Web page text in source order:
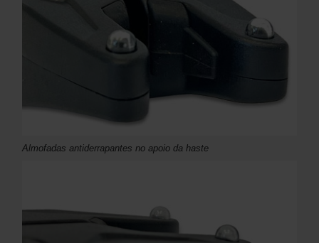
Almofadas antiderrapantes no apoio da haste